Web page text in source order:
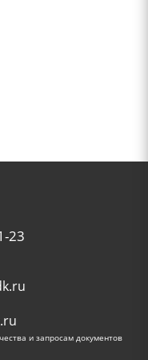
23
и запросам документов